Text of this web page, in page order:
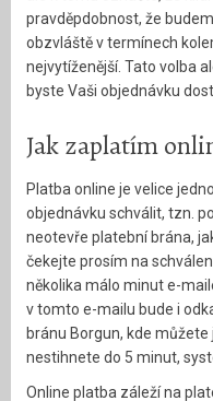
pravděpdobnost, že
obzvláště v termínech
nejvytíženější. Tato volba
byste Vaši objednávku
Jak zaplatím
Platba online je velice
objednávku schválit, tzn.
neotevře platební brána,
čekejte prosím na
několika málo minut e-
v tomto e-mailu bude i
bránu Borgun, kde
nestihnete do 5 minut,
Online platba záleží na